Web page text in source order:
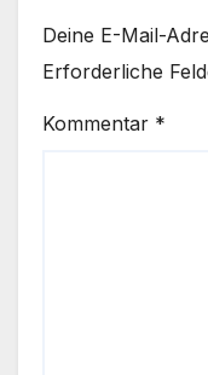
Deine E-Mail-
Erforderliche
Kommentar *